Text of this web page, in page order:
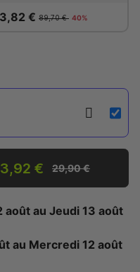
€ 89,70 € 40%
€ 29,90 €
août au Jeudi 13 août
au Mercredi 12 août